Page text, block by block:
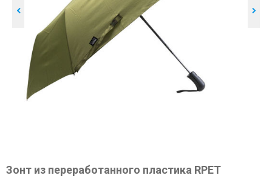
Зонт из переработанного пластика RPET